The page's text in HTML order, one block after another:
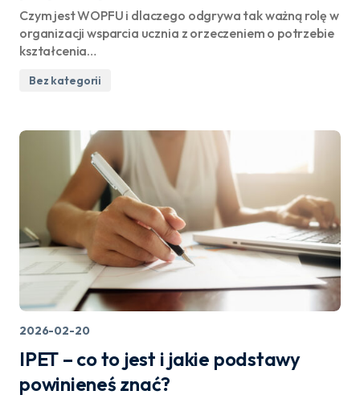
Czym jest WOPFU i dlaczego odgrywa tak ważną rolę w
organizacji wsparcia ucznia z orzeczeniem o potrzebie
kształcenia…
Bez kategorii
2026-02-20
IPET – co to jest i jakie podstawy
powinieneś znać?